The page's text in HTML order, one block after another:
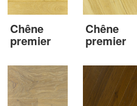
Chêne
premier
Chêne
premier